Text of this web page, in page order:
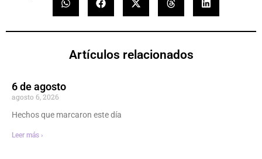
Artículos relacionados
6 de agosto
agosto 6, 2026
Hechos que marcaron este día
Leer más ›